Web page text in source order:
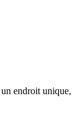
endroit unique,